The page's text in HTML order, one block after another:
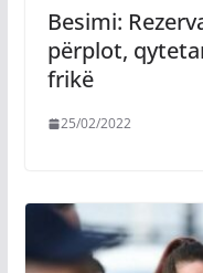
Besimi:
përplot,
frikë
25/02/2022